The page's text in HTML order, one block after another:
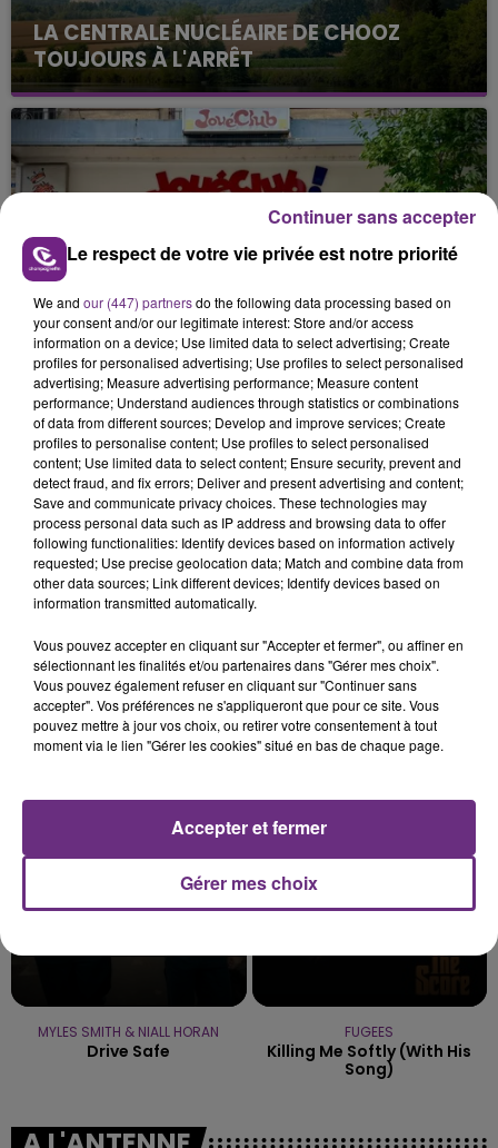
LA CENTRALE NUCLÉAIRE DE CHOOZ
TOUJOURS À L'ARRÊT
Cela fait déjà une semaine que la centrale
nucléaire ardennaise est à l'arrêt. Une situation
justifiée par la sécheresse intense qui est toujours
présente.
LE MAGASIN JOUÉCLUB DE REIMS FERME
SES PORTES
C'était l'une des institutions du centre-ville
rémois. Le magasin JouéClub est contraint de
fermer ses portes.
TITRES DIFFUSÉS
0h52
0h52
DUNCAN LAURENCE
Arcade
0h48
0h48
ANOTR & 54 ULTRA
Talk To You
0h45
0h45
MYLES SMITH & NIALL HORAN
Drive Safe
0h40
0h40
FUGEES
Killing Me Softly (with His
Song)
Le respect de votre vie privée est notre priorité
We and our (447) partnersdo the following data processing based on
your consent and/or our legitimate interest: Store and/or access
information on a device; Use limited data to select advertising; Create
profiles for personalised advertising; Use profiles to select personalised
advertising; Measure advertising performance; Measure content
performance; Understand audiences through statistics or combinations
of data from different sources; Develop and improve services; Create
profiles to personalise content; Use profiles to select personalised
content; Use limited data to select content; Ensure security, prevent and
detect fraud, and fix errors; Deliver and present advertising and content;
Save and communicate privacy choices. These technologies may
process personal data such as IP address and browsing data to offer
following functionalities: Identify devices based on information actively
requested; Use precise geolocation data; Match and combine data from
other data sources; Link different devices; Identify devices based on
information transmitted automatically.
Vous pouvez accepter en cliquant sur "Accepter et fermer", ou affiner en
sélectionnant les finalités et/ou partenaires dans "Gérer mes choix".
Vous pouvez également refuser en cliquant sur "Continuer sans
accepter". Vos préférences ne s'appliqueront que pour ce site. Vous
pouvez mettre à jour vos choix, ou retirer votre consentement à tout
moment via le lien "Gérer les cookies" situé en bas de chaque page.
Gérer mes choix
Accepter et fermer
Continuer sans accepter